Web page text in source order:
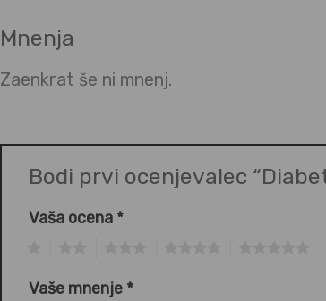
Mnenja
Zaenkrat še ni mnenj.
Bodi prvi ocenjevalec
Vaša ocena *
Vaše mnenje *